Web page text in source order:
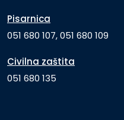
Pisarnica
051 680 107, 051 680 109
Civilna zaštita
051 680 135